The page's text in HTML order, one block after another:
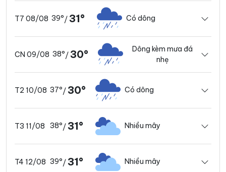
T7 08/08 39°/31° Có dông
CN 09/08 38°/30°
Dông kèm mưa đá
nhẹ
T2 10/08 37°/30° Có dông
T3 11/08 38°/31° Nhiều mây
T4 12/08 39°/31° Nhiều mây